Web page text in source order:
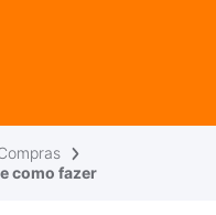
como fazer